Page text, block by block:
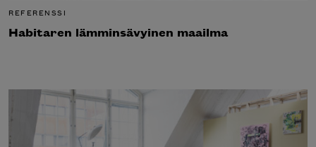
REFERENSSI
Habitaren lämminsävyinen maailma